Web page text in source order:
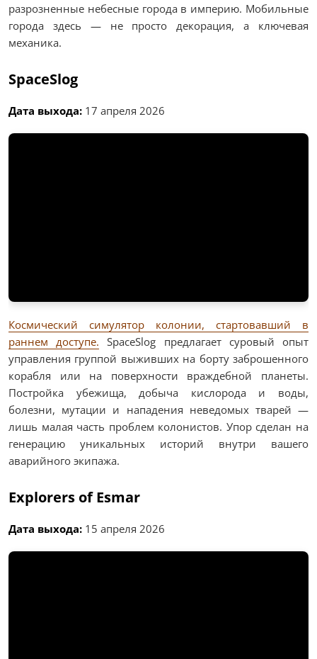
разрозненные небесные города в империю. Мобильные
города здесь — не просто декорация, а ключевая
механика.
SpaceSlog
Дата выхода: 17 апреля 2026
Космический симулятор колонии, стартовавший в
раннем доступе. SpaceSlog предлагает суровый опыт
управления группой выживших на борту заброшенного
корабля или на поверхности враждебной планеты.
Постройка убежища, добыча кислорода и воды,
болезни, мутации и нападения неведомых тварей —
лишь малая часть проблем колонистов. Упор сделан на
генерацию уникальных историй внутри вашего
аварийного экипажа.
Explorers of Esmar
Дата выхода: 15 апреля 2026